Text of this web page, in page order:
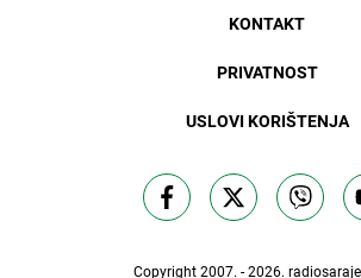
KONTAKT
PRIVATNOST
USLOVI KORIŠTENJA
Copyright 2007. - 2026.